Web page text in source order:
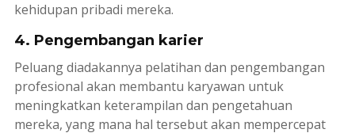
kehidupan pribadi mereka.
4. Pengembangan karier
Peluang diadakannya pelatihan dan pengembangan
profesional akan membantu karyawan untuk
meningkatkan keterampilan dan pengetahuan
mereka, yang mana hal tersebut akan mempercepat